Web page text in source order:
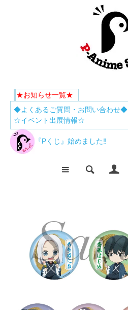
★お知らせ一覧★
◆よくあるご質問・お問い合わせ◆
☆イベント出展情報☆
『Pくじ』始めました‼